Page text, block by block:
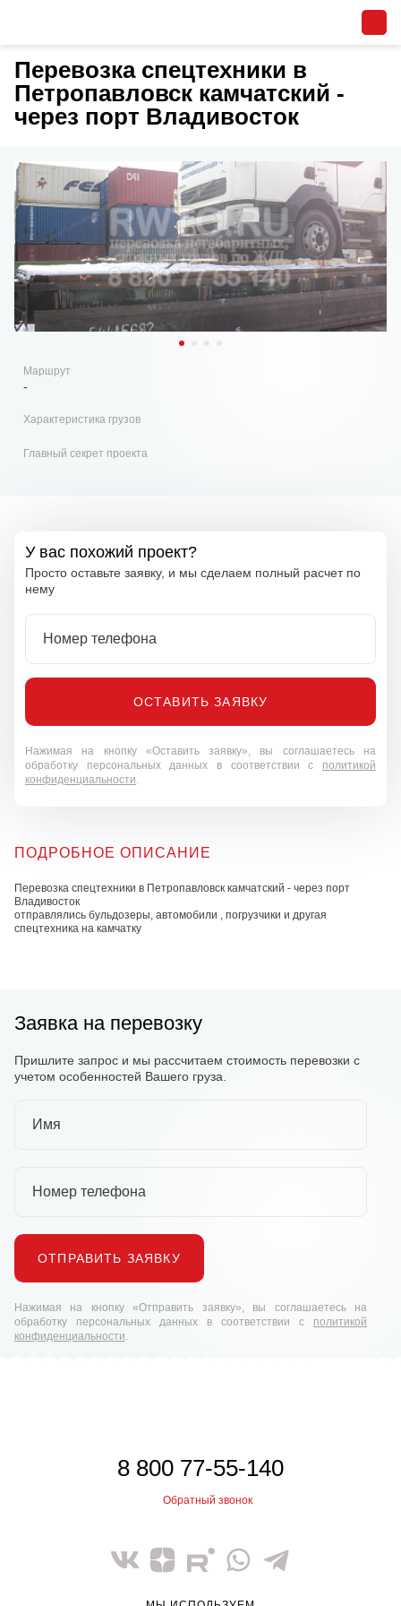
Перевозка спецтехники в
Петропавловск камчатский -
через порт Владивосток
Маршрут
-
Характеристика грузов
Главный секрет проекта
ПОДРОБНОЕ ОПИСАНИЕ
Перевозка спецтехники в Петропавловск камчатский - через порт
Владивосток
отправлялись бульдозеры, автомобили , погрузчики и другая
спецтехника на камчатку
У вас похожий проект?
Просто оставьте заявку, и мы сделаем полный расчет по
нему
Номер телефона
ОСТАВИТЬ ЗАЯВКУ
Нажимая на кнопку «Оставить заявку», вы соглашаетесь на
обработку персональных данных в соответствии с политикой
конфиденциальности.
Заявка на перевозку
Пришлите запрос и мы рассчитаем стоимость перевозки с
учетом особенностей Вашего груза.
Имя
Номер телефона
ОТПРАВИТЬ ЗАЯВКУ
Нажимая на кнопку «Отправить заявку», вы соглашаетесь на
обработку персональных данных в соответствии с политикой
конфиденциальности.
8 800 77-55-140
Обратный звонок